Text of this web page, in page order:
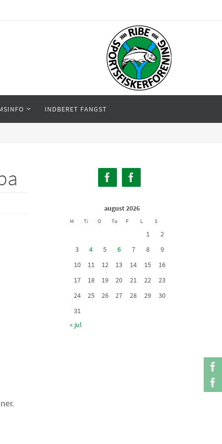
INDBERET FANGST
august 2026
M Ti O To F L S
1
2
3
4 5 6 7 8
9
10
11 12 13 14 15
16
17
18 19 20 21 22
23
24
25 26 27 28 29
30
31
« jul